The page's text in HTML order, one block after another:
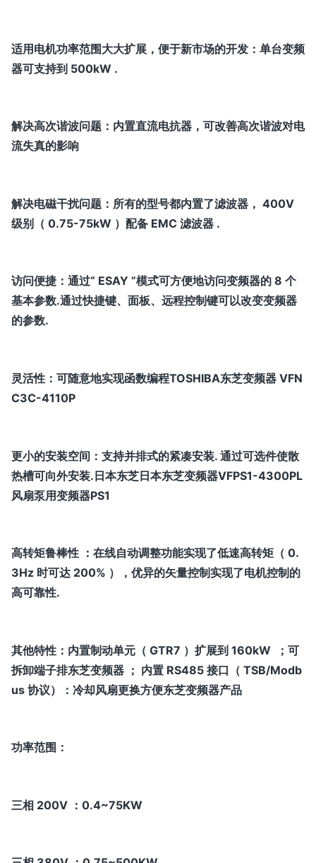
适用电机功率范围大大扩展，便于新市场的开发：单台变频
器可支持到 500kW .
解决高次谐波问题：内置直流电抗器，可改善高次谐波对电
流失真的影响
解决电磁干扰问题：所有的型号都内置了滤波器， 400V
级别（ 0.75-75kW ）配备 EMC 滤波器 .
访问便捷：通过“ ESAY ”模式可方便地访问变频器的 8 个
基本参数.通过快捷键、面板、远程控制键可以改变变频器
的参数.
灵活性：可随意地实现函数编程TOSHIBA东芝变频器 VFN
C3C-4110P
更小的安装空间：支持并排式的紧凑安装. 通过可选件使散
热槽可向外安装.日本东芝日本东芝变频器VFPS1-4300PL
风扇泵用变频器PS1
高转矩鲁棒性 ：在线自动调整功能实现了低速高转矩（ 0.
3Hz 时可达 200% ），优异的矢量控制实现了电机控制的
高可靠性.
其他特性：内置制动单元（ GTR7 ）扩展到 160kW ；可
拆卸端子排东芝变频器 ； 内置 RS485 接口（ TSB/Modb
us 协议）：冷却风扇更换方便东芝变频器产品
功率范围：
三相 200V ：0.4~75KW